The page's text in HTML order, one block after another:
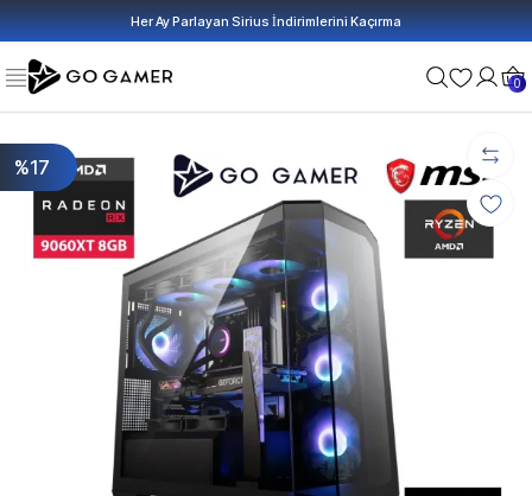
Her Ay Parlayan Sirius İndirimlerini Kaçırma
0
%17